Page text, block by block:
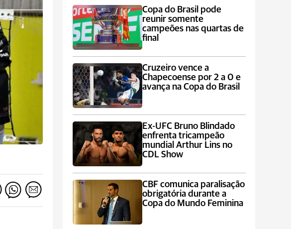
Copa do Brasil pode
reunir somente
campeões nas quartas de
final
Cruzeiro vence a
Chapecoense por 2 a 0 e
avança na Copa do Brasil
Ex-UFC Bruno Blindado
enfrenta tricampeão
mundial Arthur Lins no
CDL Show
CBF comunica paralisação
obrigatória durante a
Copa do Mundo Feminina